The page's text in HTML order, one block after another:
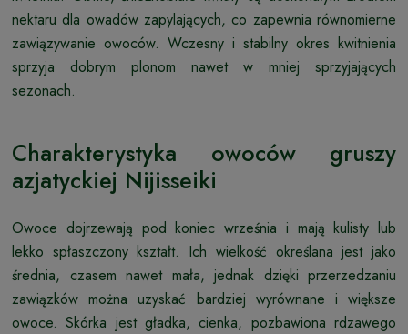
nektaru dla owadów zapylających, co zapewnia równomierne
zawiązywanie owoców. Wczesny i stabilny okres kwitnienia
sprzyja dobrym plonom nawet w mniej sprzyjających
sezonach.
Charakterystyka owoców gruszy
azjatyckiej Nijisseiki
Owoce dojrzewają pod koniec września i mają kulisty lub
lekko spłaszczony kształt. Ich wielkość określana jest jako
średnia, czasem nawet mała, jednak dzięki przerzedzaniu
zawiązków można uzyskać bardziej wyrównane i większe
owoce. Skórka jest gładka, cienka, pozbawiona rdzawego